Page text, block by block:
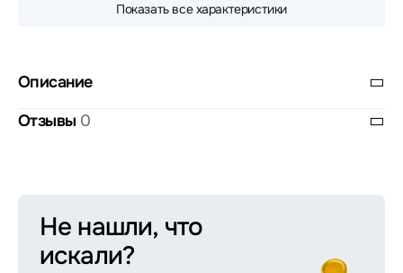
Показать все характеристики
Описание
Отзывы 0
Не нашли, что
искали?